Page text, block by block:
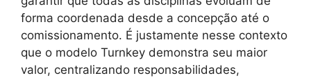
forma coordenada desde a concepção até o
comissionamento. É justamente nesse contexto
que o modelo Turnkey demonstra seu maior
valor, centralizando responsabilidades,